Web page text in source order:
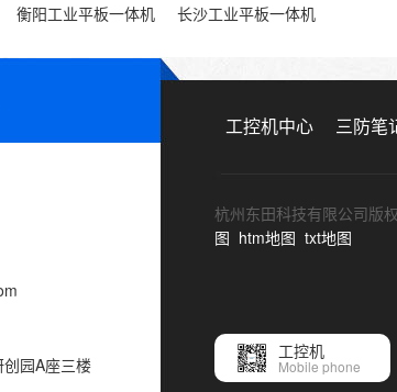
衡阳工业平板一体机 长沙工业平板一体机
园A座三楼
工控机中心 三防笔
杭州东田科技有限公司版
图 htm地图 txt地图
工控机
Mobile phone